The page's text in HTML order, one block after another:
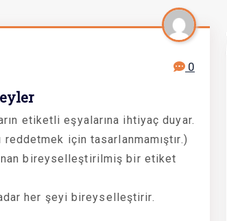
0
etiketli eşyalarına ihtiyaç duyar.
için tasarlanmamıştır.)
bireyselleştirilmiş bir etiket
her şeyi bireyselleştirir.